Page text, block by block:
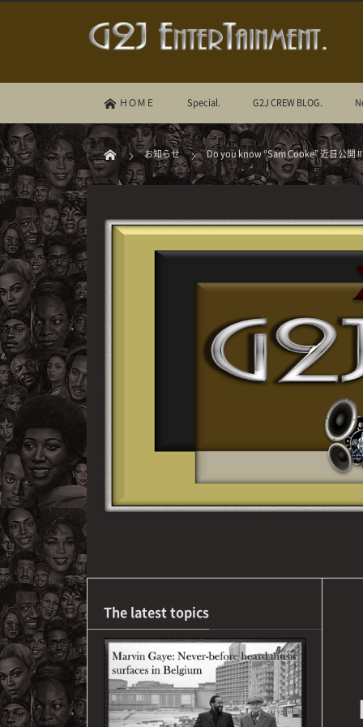
ＨＯＭＥ Special. G2J CREW BLOG.
お知らせ Do you know “Sam Cooke” 近日公開 ‼
The latest topics